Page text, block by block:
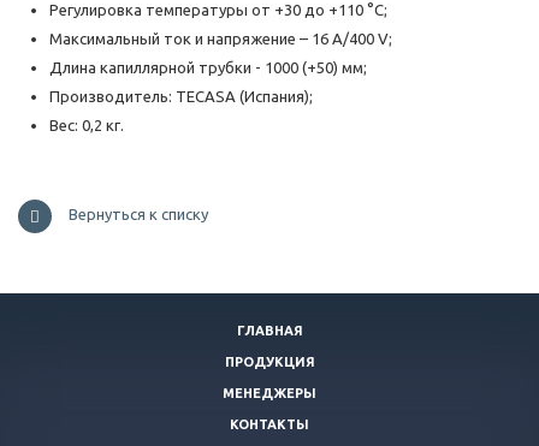
Регулировка температуры от +30 до +110 °С;
Максимальный ток и напряжение – 16 А/400 V;
Длина капиллярной трубки - 1000 (+50) мм;
Производитель: TECASA (Испания);
Вес: 0,2 кг.
Вернуться к списку
ГЛАВНАЯ
ПРОДУКЦИЯ
МЕНЕДЖЕРЫ
КОНТАКТЫ